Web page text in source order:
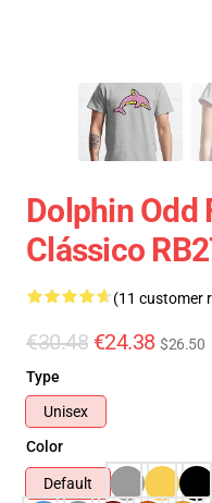
Dolphin Odd
Clássico
(11 customer
€30.48 €24.38 $26.50
Type
Unisex
Color
Default